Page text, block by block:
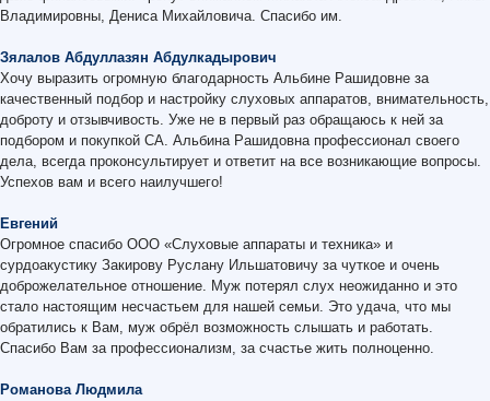
Владимировны, Дениса Михайловича. Спасибо им.
Зялалов Абдуллазян Абдулкадырович
Хочу выразить огромную благодарность Альбине Рашидовне за
качественный подбор и настройку слуховых аппаратов, внимательность,
доброту и отзывчивость. Уже не в первый раз обращаюсь к ней за
подбором и покупкой СА. Альбина Рашидовна профессионал своего
дела, всегда проконсультирует и ответит на все возникающие вопросы.
Успехов вам и всего наилучшего!
Евгений
Огромное спасибо ООО «Слуховые аппараты и техника» и
сурдоакустику Закирову Руслану Ильшатовичу за чуткое и очень
доброжелательное отношение. Муж потерял слух неожиданно и это
стало настоящим несчастьем для нашей семьи. Это удача, что мы
обратились к Вам, муж обрёл возможность слышать и работать.
Спасибо Вам за профессионализм, за счастье жить полноценно.
Романова Людмила